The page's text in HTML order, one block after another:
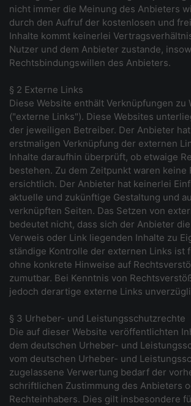
nicht immer die Meinung des Anbieters
durch den Aufruf der kostenlosen und
Inhalte kommt keinerlei
Nutzer und dem Anbieter zustande,
Rechtsbindungswillen des Anbieters.
§ 2 Externe Links
Diese Website enthält Verknüpfungen zu
("externe Links"). Diese Websites
der jeweiligen Betreiber. Der Anbieter
erstmaligen Verknüpfung der externen
Inhalte daraufhin überprüft, ob etwaige
bestehen. Zu dem Zeitpunkt waren keine
ersichtlich. Der Anbieter hat keinerlei
aktuelle und zukünftige Gestaltung und
verknüpften Seiten. Das Setzen von
bedeutet nicht, dass sich der Anbieter
Verweis oder Link liegenden Inhalte zu
ständige Kontrolle der externen Links ist
ohne konkrete Hinweise auf
zumutbar. Bei Kenntnis von
jedoch derartige externe Links
§ 3 Urheber- und Leistungsschutzrechte
Die auf dieser Website veröffentlichten
dem deutschen Urheber- und
vom deutschen Urheber- und
zugelassene Verwertung bedarf der
schriftlichen Zustimmung des Anbieters
Rechteinhabers. Dies gilt insbesondere